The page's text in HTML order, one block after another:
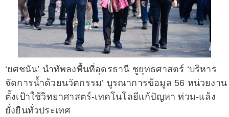
‘ยศชนัน’ นำทัพลงพื้นที่อุดรธานี ชูยุทธศาสตร์ ‘บริหาร
จัดการน้ำด้วยนวัตกรรม’ บูรณาการข้อมูล 56 หน่วยงาน
ตั้งเป้าใช้วิทยาศาสตร์-เทคโนโลยีแก้ปัญหา ท่วม-แล้ง
ยั่งยืนทั่วประเทศ